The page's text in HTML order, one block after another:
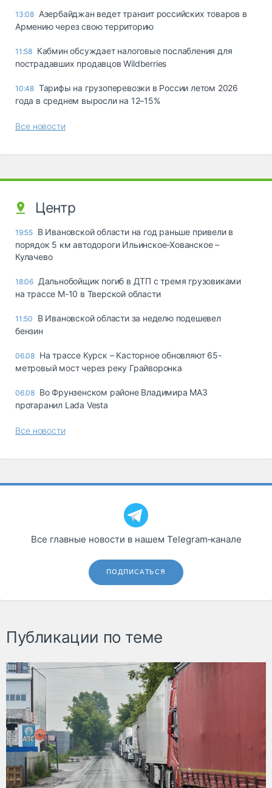
13:08 Азербайджан ведет транзит российских товаров в
Армению через свою территорию
11:58 Кабмин обсуждает налоговые послабления для
пострадавших продавцов Wildberries
10:48 Тарифы на грузоперевозки в России летом 2026
года в среднем выросли на 12–15%
Все новости
Центр
19:55 В Ивановской области на год раньше привели в
порядок 5 км автодороги Ильинское-Хованское –
Кулачево
18:06 Дальнобойщик погиб в ДТП с тремя грузовиками
на трассе М-10 в Тверской области
11:50
В Ивановской области за неделю подешевел
бензин
06.08 На трассе Курск – Касторное обновляют 65-
метровый мост через реку Грайворонка
06.08 Во Фрунзенском районе Владимира МАЗ
протаранил Lada Vesta
Все новости
Все главные новости в нашем Telegram‑канале
ПОДПИСАТЬСЯ
Публикации по теме